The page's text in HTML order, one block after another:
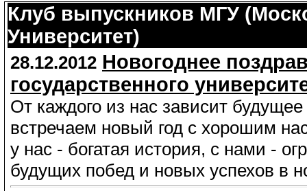
Клуб выпускников МГУ
Университет)
28.12.2012 Новогоднее
государственного
От каждого из нас зависит
встречаем новый год с хорошим
у нас - богатая история, с нами -
будущих побед и новых успехов в